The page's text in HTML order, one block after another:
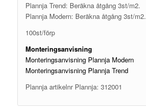
Plannja Trend: Beräkna åtgång 3st/m2.
Plannja Modern: Beräkna åtgång 3st/m2.
100st/förp
Monteringsanvisning
Monteringsanvisning Plannja Modern
Monteringsanvisning Plannja Trend
Plannja artikelnr Plannja: 312001